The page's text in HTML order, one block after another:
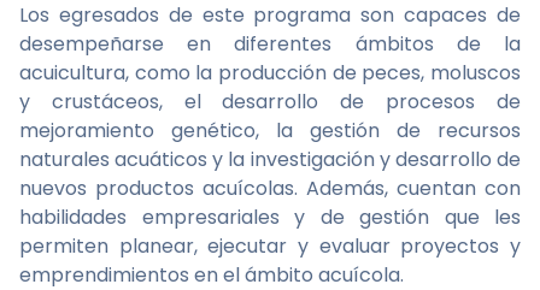
Los egresados de este programa son capaces de
desempeñarse en diferentes ámbitos de la
acuicultura, como la producción de peces, moluscos
y crustáceos, el desarrollo de procesos de
mejoramiento genético, la gestión de recursos
naturales acuáticos y la investigación y desarrollo de
nuevos productos acuícolas. Además, cuentan con
habilidades empresariales y de gestión que les
permiten planear, ejecutar y evaluar proyectos y
emprendimientos en el ámbito acuícola.